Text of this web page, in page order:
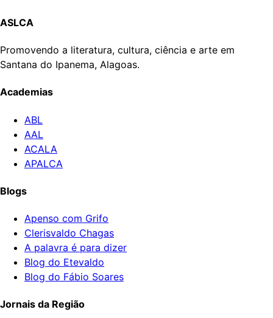
ASLCA
Promovendo a literatura, cultura, ciência e arte em
Santana do Ipanema, Alagoas.
Academias
ABL
AAL
ACALA
APALCA
Blogs
Apenso com Grifo
Clerisvaldo Chagas
A palavra é para dizer
Blog do Etevaldo
Blog do Fábio Soares
Jornais da Região